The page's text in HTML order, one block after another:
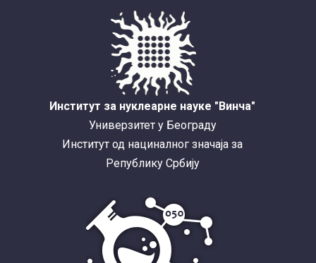
Институт за нуклеарне науке "Винча"
Универзитет у Београду
Институт од нациналног значаја за
Републику Србију